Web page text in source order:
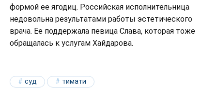
формой ее ягодиц. Российская исполнительница
недовольна результатами работы эстетического
врача. Ее поддержала певица Слава, которая тоже
обращалась к услугам Хайдарова.
суд тимати